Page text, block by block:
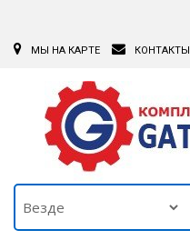
МЫ НА КАРТЕ КОНТАКТЫ